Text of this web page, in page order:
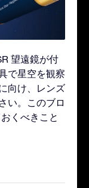
望遠鏡が付
で星空を観察
向け、レンズ
い。このブロ
くべきこと